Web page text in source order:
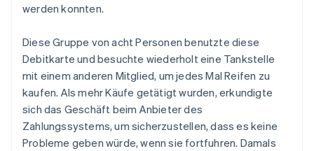
werden konnten.
Diese Gruppe von acht Personen benutzte diese
Debitkarte und besuchte wiederholt eine Tankstelle
mit einem anderen Mitglied, um jedes Mal Reifen zu
kaufen. Als mehr Käufe getätigt wurden, erkundigte
sich das Geschäft beim Anbieter des
Zahlungssystems, um sicherzustellen, dass es keine
Probleme geben würde, wenn sie fortfuhren. Damals